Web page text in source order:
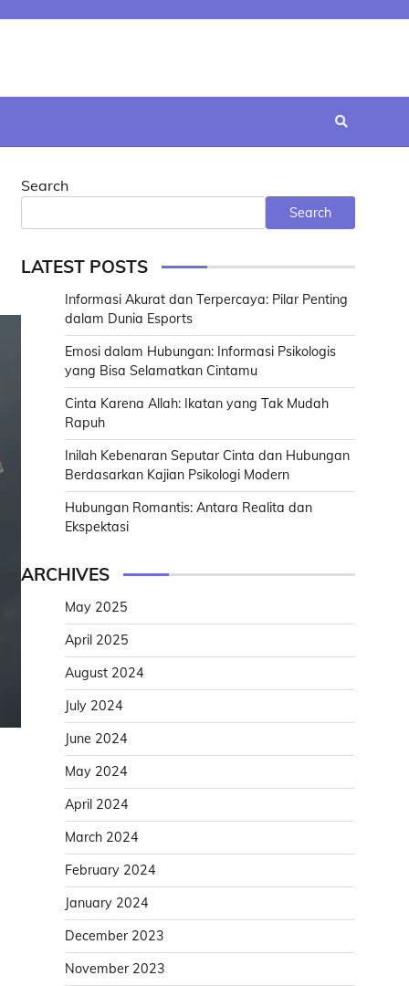
Search
Search
LATEST POSTS
Informasi Akurat dan Terpercaya: Pilar Penting
dalam Dunia Esports
Emosi dalam Hubungan: Informasi Psikologis
yang Bisa Selamatkan Cintamu
Cinta Karena Allah: Ikatan yang Tak Mudah
Rapuh
Inilah Kebenaran Seputar Cinta dan Hubungan
Berdasarkan Kajian Psikologi Modern
Hubungan Romantis: Antara Realita dan
Ekspektasi
ARCHIVES
May 2025
April 2025
August 2024
July 2024
June 2024
May 2024
April 2024
March 2024
February 2024
January 2024
December 2023
November 2023